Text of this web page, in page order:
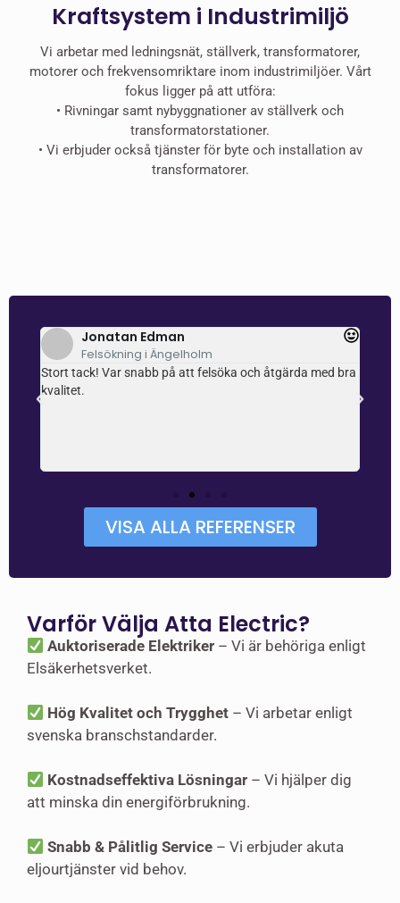
Kraftsystem i Industrimiljö
Vi arbetar med ledningsnät, ställverk, transformatorer,
motorer och frekvensomriktare inom industrimiljöer. Vårt
fokus ligger på att utföra:
•⁠ ⁠Rivningar samt nybyggnationer av ställverk och
transformatorstationer.
•⁠ ⁠⁠Vi erbjuder också tjänster för byte och installation av
transformatorer.
Jonatan Edman
Felsökning i Ängelholm
Stort tack! Var snabb på att felsöka och åtgärda med bra
kvalitet.
VISA ALLA REFERENSER
Varför Välja Atta Electric?
Auktoriserade Elektriker – Vi är behöriga enligt
Elsäkerhetsverket.
Hög Kvalitet och Trygghet – Vi arbetar enligt
svenska branschstandarder.
Kostnadseffektiva Lösningar – Vi hjälper dig
att minska din energiförbrukning.
Snabb & Pålitlig Service – Vi erbjuder akuta
eljourtjänster vid behov.